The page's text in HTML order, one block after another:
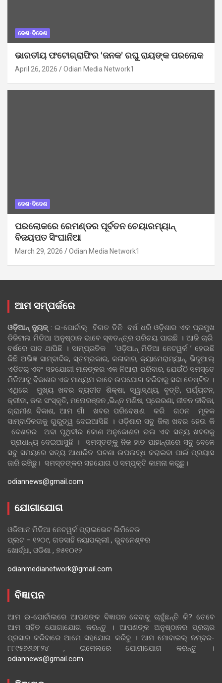
ଦେଶ-ବିଦେଶ
ଭାରତୀୟ ଫଟୋଗ୍ରାଫିର ‘ଜନକ’ ରଘୁ ରାୟଙ୍କ ପରଲୋକ
April 26, 2026 Odian Media Network1
ଦେଶ-ବିଦେଶ
ପରଲୋକରେ ରେମଣ୍ଡର ପୂର୍ବତନ ଚେୟାରମ୍ୟାନ୍
ବିଜୟପତ ସିଂଘାନିଆ
March 29, 2026 Odian Media Network1
ଆମ ସମ୍ପର୍କରେ
ଓଡ଼ିଆନ୍‍ ନ୍ୟୁଜ୍‍: ଇ-ପୋର୍ଟାଲ୍ ବିଗତ ତିନି ବର୍ଷ ଧରି ଓଡ଼ିଶାର ଏକ ପ୍ରମୁଖ
ଡିଜିଟାଲ ମିଡିଆ ଅନୁଷ୍ଠାନ ଭାବେ ସ୍ଵତନ୍ତ୍ର ପରିଚୟ ପାଇଛି । ଆଜି ଚାରି
ବର୍ଷରେ ପାଦ ଥାପିଛି । ସାମ୍ପ୍ରତିକ ‘ଓଡ଼ିଆନ୍‍ ମିଡିଆ ନେଟୱର୍କ ’ ହେଉଛି
କିଛି ଅଭିଜ୍ଞ ସାମ୍ବାଦିକ, ସ୍ତମ୍ଭକାର, କଳାକାର, କ୍ୟାମେରାମ୍ୟାନ୍, ଭିଜୁଆଲ୍
ଏଡିଟର୍ ଏବଂ ସହଯୋଗୀ ମାନଙ୍କର ଏକ ନିଆରା ପରିବାର, ଯେଉଁଠି ସମସ୍ତେ
ମିଡିଆକୁ ବିକାଶର ଏକ ମାଧ୍ୟମ ଭାବେ ଉପଯୋଗ କରିବାକୁ ସଦା ଚେଷ୍ଟିତ ।
ଏଥିରେ ମୁଖ୍ୟ ଖବର ବ୍ୟତୀତ ଶିକ୍ଷା, ସ୍ୱାସ୍ଥ୍ୟ, ବୃତ୍ତି, ପର୍ଯ୍ୟଟନ,
କ୍ରୀଡା, କଳା ସଂସ୍କୃତି, ମନୋରଞ୍ଜନ ,ଭିନ୍ନ ମଣିଷ, ପ୍ରେରଣା, ଜୀବନ ଜୀବିକା,
ଗ୍ରାମୀଣ ବିକାଶ, ଆମ ଗାଁ ଖବର ପରିବେଷଣ କରି ଗଠନ ମୂଳକ
ସାମ୍ବାଦିକତାକୁ ଗୁରୁତ୍ୱ ଦେଇଆସିଛି । ଓଡ଼ିଶାର ସବୁ ଜିଲା ଖବର ହେଉ କି
ଦେଶରର ଅବା ପୃଥିବୀର କୋଣ ଅନୁକୋଣର ଭଲ ଏବ ସତ୍ୟ ଖବରକୁ
ପ୍ରାଧାନ୍ୟ ଦେଇଆସୁଛି । ସମସ୍ତଙ୍କୁ ନିଜ ହାତ ପାହାନ୍ତାରେ ସବୁ ବେଳେ
ସବୁ ସମୟରେ ସତ୍ୟ ଆଧାରିତ ଘଟଣା ଉପଲବ୍ଧ କରାଇବା ପାଇଁ ପ୍ରୟାସ
ଜାରି ରଖିଛୁ। ସମସ୍ତଙ୍କର ସହଯୋଗ ଓ ସମ୍ପୃକ୍ତି କାମନା କରୁଛୁ।
odiannews@gmail.com
ଯୋଗାଯୋଗ
ଓଡିଆନ ମିଡିଆ ନେଟୱର୍କ ପ୍ରାଇଭେଟ ଲିମିଟେଡ
ପ୍ଲଟ – ୧୨୦୯, ଗଡସାହି ନୟାପଲ୍ଲୀ , ଭୁବନେଶ୍ଵର
ଖୋର୍ଦ୍ଧା, ଓଡିଶା , ୭୫୧୦୧୨
odianmedianetwork@gmail.com
ବିଜ୍ଞାପନ
ଆମ ଇ-ପୋର୍ଟାଲରେ ଆପଣଙ୍କ ବିଜ୍ଞାପନ ଦେବାକୁ ଚାହୁଁଛନ୍ତି କି? ତେବେ
ଆମ ସହିତ ଯୋଗାଯୋଗ କରନ୍ତୁ । ଆପଣଙ୍କ ଅନୁଷ୍ଠାନର ପ୍ରଚାର
ପ୍ରସାର କରିବାରେ ଆମେ ସହଯୋଗ କରିବୁ । ଆମ ମୋବାଇଲ୍ ନମ୍ବର-
୮୮୯୫୭୬୬୮୨୪ , ଇମେଲରେ ଯୋଗାଯୋଗ କରନ୍ତୁ ।
odiannews@gmail.com